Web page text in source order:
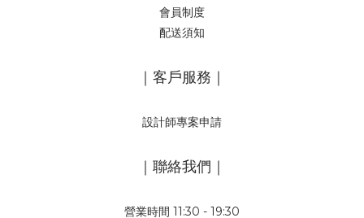
會員制度
配送須知
｜客戶服務｜
設計師專案申請
｜聯絡我們｜
營業時間 11:30 - 19:30